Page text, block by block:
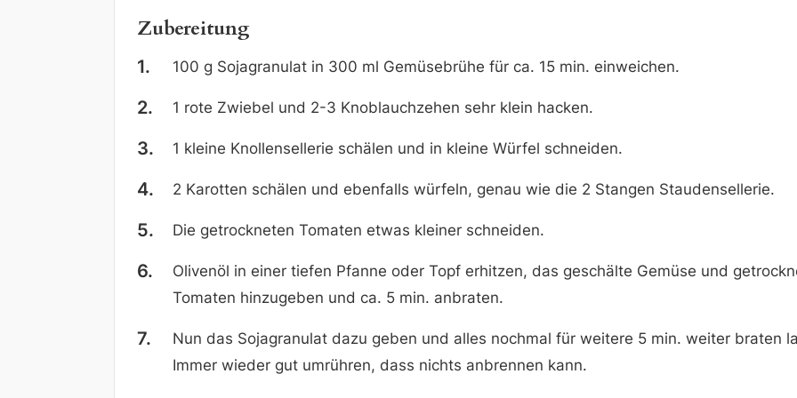
Zubereitung
100 g Sojagranulat in 300 ml Gemüsebrühe für ca. 15 min. einweichen.
1 rote Zwiebel und 2-3 Knoblauchzehen sehr klein hacken.
1 kleine Knollensellerie schälen und in kleine Würfel schneiden.
2 Karotten schälen und ebenfalls würfeln, genau wie die 2 Stangen Staudensellerie.
Die getrockneten Tomaten etwas kleiner schneiden.
Olivenöl in einer tiefen Pfanne oder Topf erhitzen, das geschälte Gemüse und
Tomaten hinzugeben und ca. 5 min. anbraten.
Nun das Sojagranulat dazu geben und alles nochmal für weitere 5 min. weiter braten
Immer wieder gut umrühren, dass nichts anbrennen kann.